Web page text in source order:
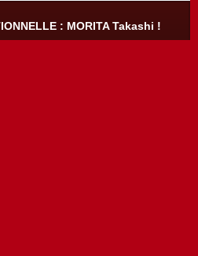
: MORITA Takashi !